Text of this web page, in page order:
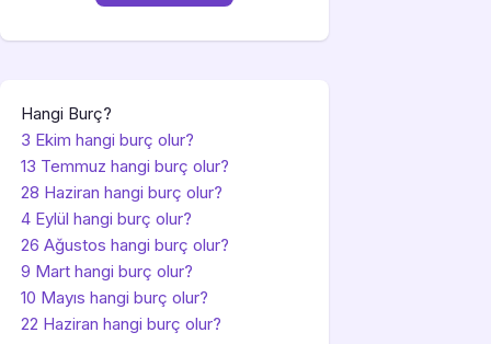
Hangi Burç?
3 Ekim hangi burç olur?
13 Temmuz hangi burç olur?
28 Haziran hangi burç olur?
4 Eylül hangi burç olur?
26 Ağustos hangi burç olur?
9 Mart hangi burç olur?
10 Mayıs hangi burç olur?
22 Haziran hangi burç olur?